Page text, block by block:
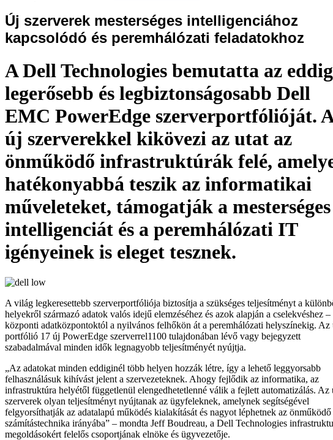
Új szerverek mesterséges intelligenciához
kapcsolódó és peremhálózati feladatokhoz
A Dell Technologies bemutatta az
legerősebb és legbiztonságosabb Dell
EMC PowerEdge szerverportfólióját.
új szerverekkel kikövezi az utat az
önműködő infrastruktúrák felé,
hatékonyabbá teszik az informatikai
műveleteket, támogatják a mesterséges
intelligenciát és a peremhálózati IT
igényeinek is eleget tesznek.
A világ legkeresettebb szerverportfóliója biztosítja a szükséges teljesítményt a
helyekről származó adatok valós idejű elemzéséhez és azok alapján a cselekvéshez –
központi adatközpontoktól a nyilvános felhőkön át a peremhálózati helyszínekig. Az
portfólió 17 új PowerEdge szerverrel1100 tulajdonában lévő vagy bejegyzett
szabadalmával minden idők legnagyobb teljesítményét nyújtja.
„Az adatokat minden eddiginél több helyen hozzák létre, így a lehető leggyorsabb
felhasználásuk kihívást jelent a szervezeteknek. Ahogy fejlődik az informatika, az
infrastruktúra helyétől függetlenül elengedhetetlenné válik a fejlett automatizálás. Az
szerverek olyan teljesítményt nyújtanak az ügyfeleknek, amelynek segítségével
felgyorsíthatják az adatalapú működés kialakítását és nagyot léphetnek az önműködő
számítástechnika irányába” – mondta Jeff Boudreau, a Dell Technologies
megoldásokért felelős csoportjának elnöke és ügyvezetője.